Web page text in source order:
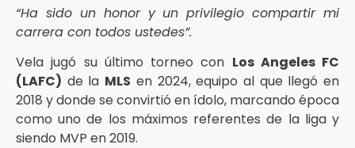
“Ha sido un honor y un privilegio compartir mi
carrera con todos ustedes”.
Vela jugó su último torneo con Los Angeles FC
(LAFC) de la MLS en 2024, equipo al que llegó en
2018 y donde se convirtió en ídolo, marcando época
como uno de los máximos referentes de la liga y
siendo MVP en 2019.